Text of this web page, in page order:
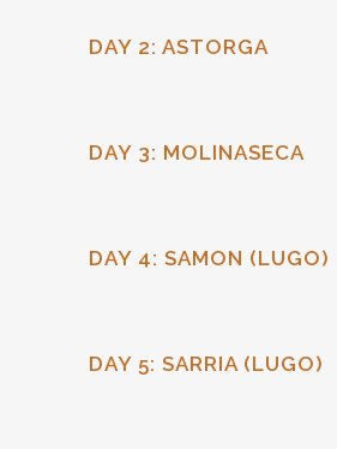
DAY 2: ASTORGA
DAY 3: MOLINASECA
DAY 4: SAMON (LUGO)
DAY 5: SARRIA (LUGO)